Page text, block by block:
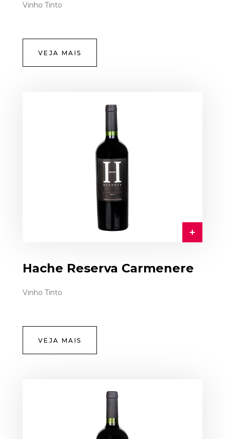
Vinho Tinto
VEJA MAIS
Hache Reserva Carmenere
Vinho Tinto
VEJA MAIS